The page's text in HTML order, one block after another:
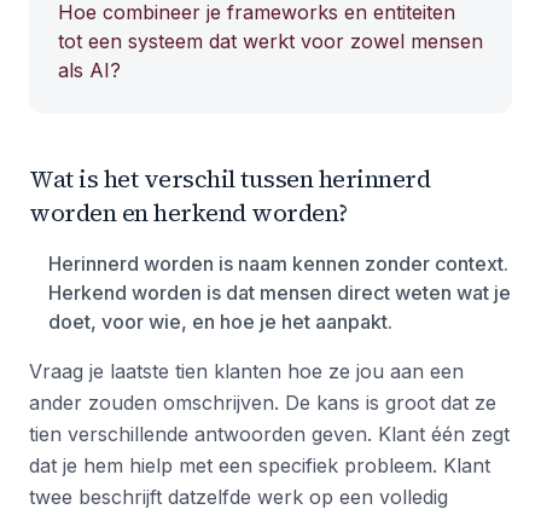
Hoe combineer je frameworks en entiteiten
tot een systeem dat werkt voor zowel mensen
als AI?
Wat is het verschil tussen herinnerd
worden en herkend worden?
Herinnerd worden is naam kennen zonder context.
Herkend worden is dat mensen direct weten wat je
doet, voor wie, en hoe je het aanpakt.
Vraag je laatste tien klanten hoe ze jou aan een
ander zouden omschrijven. De kans is groot dat ze
tien verschillende antwoorden geven. Klant één zegt
dat je hem hielp met een specifiek probleem. Klant
twee beschrijft datzelfde werk op een volledig